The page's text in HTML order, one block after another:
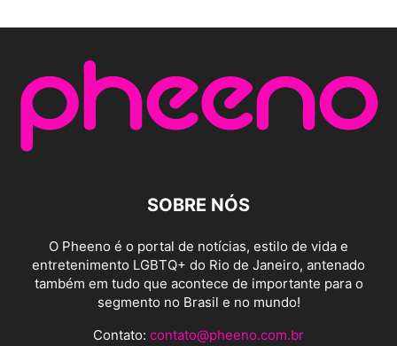
SOBRE NÓS
O Pheeno é o portal de notícias, estilo de vida e
entretenimento LGBTQ+ do Rio de Janeiro, antenado
também em tudo que acontece de importante para o
segmento no Brasil e no mundo!
Contato: contato@pheeno.com.br